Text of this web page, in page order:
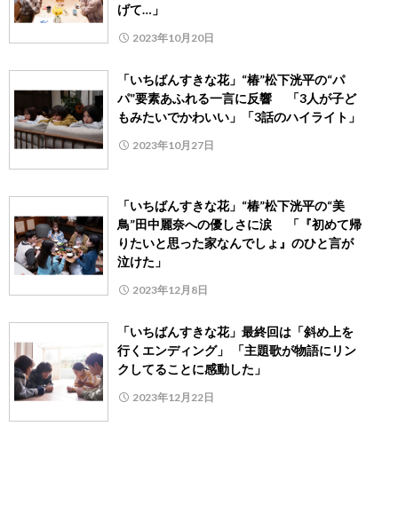
げて…」
2023年10月20日
「いちばんすきな花」“椿”松下洸平の“パ
パ”要素あふれる一言に反響 「3人が子ど
もみたいでかわいい」「3話のハイライト」
2023年10月27日
「いちばんすきな花」“椿”松下洸平の“美
鳥”田中麗奈への優しさに涙 「『初めて帰
りたいと思った家なんでしょ』のひと言が
泣けた」
2023年12月8日
「いちばんすきな花」最終回は「斜め上を
行くエンディング」 「主題歌が物語にリン
クしてることに感動した」
2023年12月22日